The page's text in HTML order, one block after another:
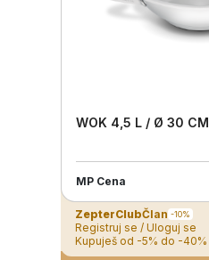
WOK 4,5 L / Ø 30 CM
MP Cena
ZepterClubČlan -10%
Registruj se / Uloguj se
Kupuješ od -5% do -40%